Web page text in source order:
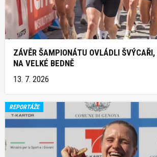
ZÁVĚR ŠAMPIONÁTU OVLÁDLI ŠVÝCAŘI,
NA VELKÉ BEDNĚ
13. 7. 2026
REPORTÁŽE